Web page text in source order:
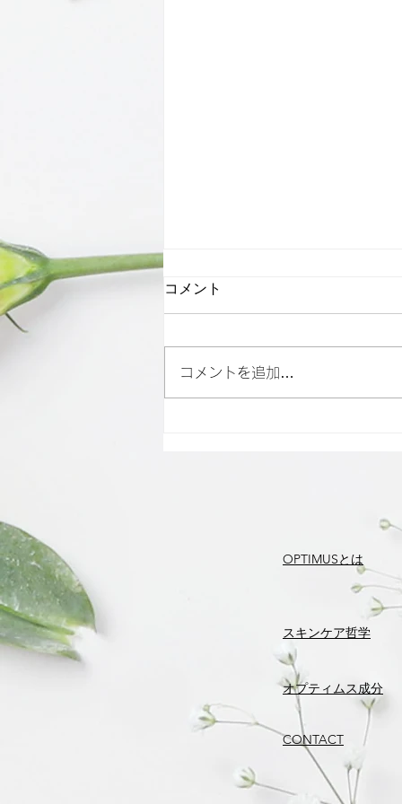
コメント
コメントを追加…
OPTIMUSとは
​スキンケア哲学
​オプティムス成分
CONTACT